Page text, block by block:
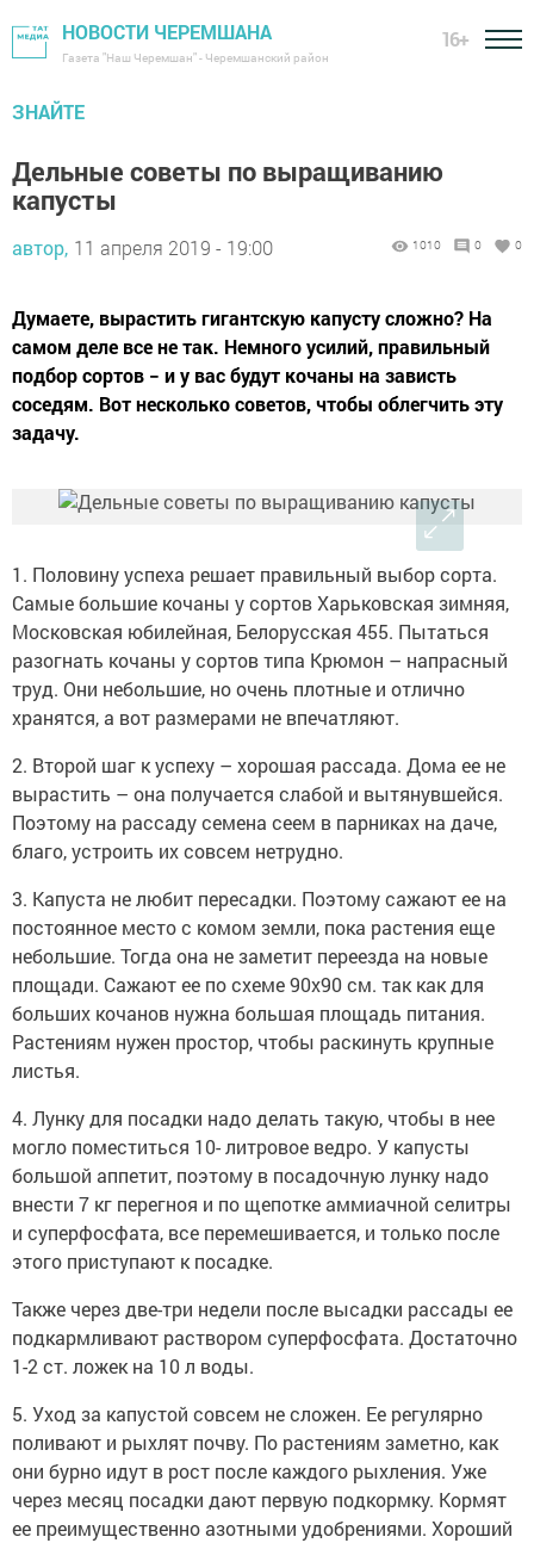
НОВОСТИ ЧЕРЕМШАНА
Газета "Наш Черемшан" - Черемшанский район
16+
ЗНАЙТЕ
Дельные советы по выращиванию
капусты
автор, 11 апреля 2019 - 19:00 1010 0 0
Думаете, вырастить гигантскую капусту сложно? На
самом деле все не так. Немного усилий, правильный
подбор сортов − и у вас будут кочаны на зависть
соседям. Вот несколько советов, чтобы облегчить эту
задачу.
1. Половину успеха решает правильный выбор сорта.
Самые большие кочаны у сортов Харьковская зимняя,
Московская юбилейная, Белорусская 455. Пытаться
разогнать кочаны у сортов типа Крюмон – напрасный
труд. Они небольшие, но очень плотные и отлично
хранятся, а вот размерами не впечатляют.
2. Второй шаг к успеху – хорошая рассада. Дома ее не
вырастить – она получается слабой и вытянувшейся.
Поэтому на рассаду семена сеем в парниках на даче,
благо, устроить их совсем нетрудно.
3. Капуста не любит пересадки. Поэтому сажают ее на
постоянное место с комом земли, пока растения еще
небольшие. Тогда она не заметит переезда на новые
площади. Сажают ее по схеме 90х90 см. так как для
больших кочанов нужна большая площадь питания.
Растениям нужен простор, чтобы раскинуть крупные
листья.
4. Лунку для посадки надо делать такую, чтобы в нее
могло поместиться 10- литровое ведро. У капусты
большой аппетит, поэтому в посадочную лунку надо
внести 7 кг перегноя и по щепотке аммиачной селитры
и суперфосфата, все перемешивается, и только после
этого приступают к посадке.
Также через две-три недели после высадки рассады ее
подкармливают раствором суперфосфата. Достаточно
1-2 ст. ложек на 10 л воды.
5. Уход за капустой совсем не сложен. Ее регулярно
поливают и рыхлят почву. По растениям заметно, как
они бурно идут в рост после каждого рыхления. Уже
через месяц посадки дают первую подкормку. Кормят
ее преимущественно азотными удобрениями. Хороший